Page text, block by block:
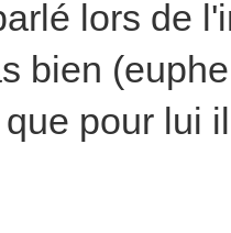
lors de
bien
pour lui